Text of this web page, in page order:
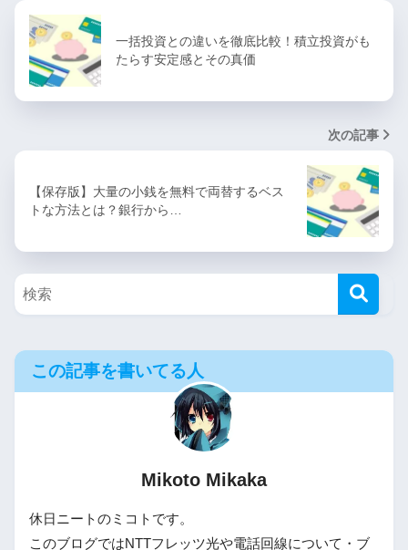
一括投資との違いを徹底比較！積立投資がも
たらす安定感とその真価
次の記事
【保存版】大量の小銭を無料で両替するベス
トな方法とは？銀行から…
この記事を書いてる人
Mikoto Mikaka
休日ニートのミコトです。
このブログではNTTフレッツ光や電話回線について・ブ